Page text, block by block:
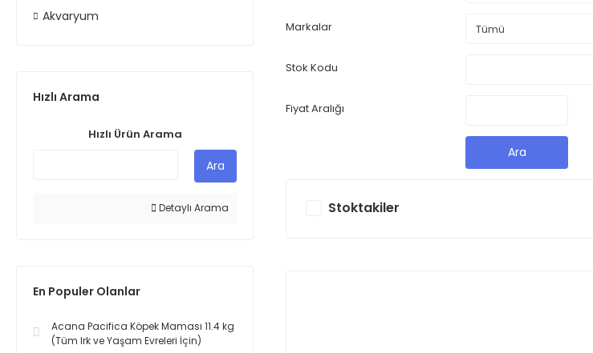
Akvaryum
Hızlı Arama
Hızlı Ürün Arama
Ara
Detaylı Arama
En Populer Olanlar
Acana Pacifica Köpek Maması 11.4 kg
(Tüm Irk ve Yaşam Evreleri İçin)
Markalar
Stok Kodu
Fiyat Aralığı
Ara
Stoktakiler